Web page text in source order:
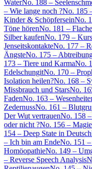
WaterNo. 188 –
– Wie lange noch ?No. 185
Kinder & SchöpferseinNo.
Töne hörenNo. 181 –
Silber kaufenNo. 179 –
JenseitskontakteNo. 177 –
ÄngsteNo. 175 –
173 – Tiere und KarmaNo.
EdelschungitNo. 170 –
Isolation heilen?No. 168 –
Missbrauch und StarsNo.
FadenNo. 163 –
ZedernussNo. 161 –
Der Wut vertrauenNo. 158
oder nicht ?No. 156 – Magie
154 – Deep State in
– Ich bin am EndeNo. 151
HomöopathieNo. 149 –
– Reverse Speech Analysis